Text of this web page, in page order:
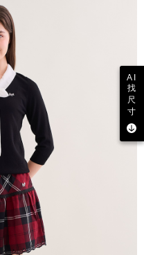
AI
找
尺
寸